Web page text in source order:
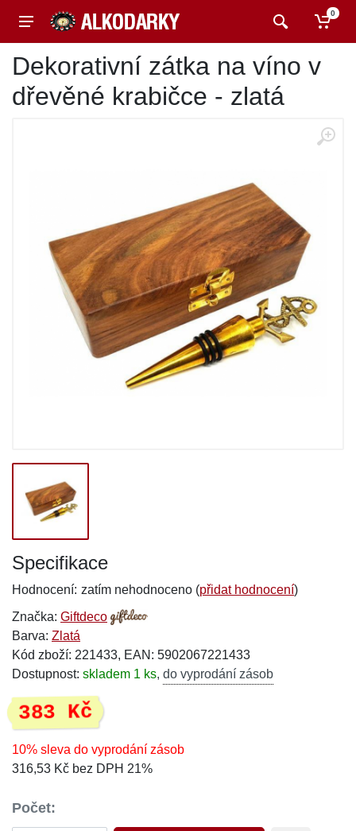
0
Dekorativní zátka na víno v
dřevěné krabičce - zlatá
Specifikace
Hodnocení: zatím nehodnoceno (přidat hodnocení)
Značka: Giftdeco
Barva: Zlatá
Kód zboží: 221433, EAN: 5902067221433
Dostupnost: skladem 1 ks, do vyprodání zásob
383 Kč
10% sleva do vyprodání zásob
316,53 Kč bez DPH 21%
Počet: